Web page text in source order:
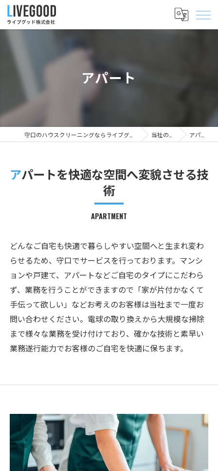
アパート
当社の特徴 アパート
アパートを快適な空間へ変貌させる技
術
APARTMENT
どんなご自宅も快適で暮らしやすい空間へと生まれ変わ
らせるため、守口でサービスを行っております。マンシ
ョンや戸建て、アパートなどご自宅のタイプにこだわら
ず、業務を行うことができますので「家が片付かなくて
手伝って欲しい」などお考えのお客様は当社まで一度お
問い合わせください。電球の取り換えから大規模な掃除
まで様々な業務を受け付けており、確かな技術と素早い
業務遂行能力でお客様のご自宅を快適に保ちます。